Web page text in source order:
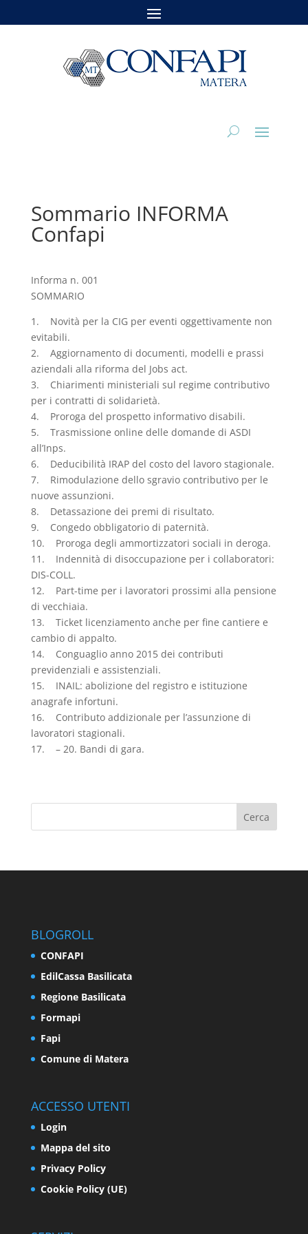
Sommario INFORMA
Confapi
Informa n. 001
SOMMARIO
1. Novità per la CIG per eventi oggettivamente non
evitabili.
2. Aggiornamento di documenti, modelli e prassi
aziendali alla riforma del Jobs act.
3. Chiarimenti ministeriali sul regime contributivo
per i contratti di solidarietà.
4. Proroga del prospetto informativo disabili.
5. Trasmissione online delle domande di ASDI
all’Inps.
6. Deducibilità IRAP del costo del lavoro stagionale.
7. Rimodulazione dello sgravio contributivo per le
nuove assunzioni.
8. Detassazione dei premi di risultato.
9. Congedo obbligatorio di paternità.
10. Proroga degli ammortizzatori sociali in deroga.
11. Indennità di disoccupazione per i collaboratori:
DIS-COLL.
12. Part-time per i lavoratori prossimi alla pensione
di vecchiaia.
13. Ticket licenziamento anche per fine cantiere e
cambio di appalto.
14. Conguaglio anno 2015 dei contributi
previdenziali e assistenziali.
15. INAIL: abolizione del registro e istituzione
anagrafe infortuni.
16. Contributo addizionale per l’assunzione di
lavoratori stagionali.
17. – 20. Bandi di gara.
BLOGROLL
CONFAPI
EdilCassa Basilicata
Regione Basilicata
Formapi
Fapi
Comune di Matera
ACCESSO UTENTI
Login
Mappa del sito
Privacy Policy
Cookie Policy (UE)